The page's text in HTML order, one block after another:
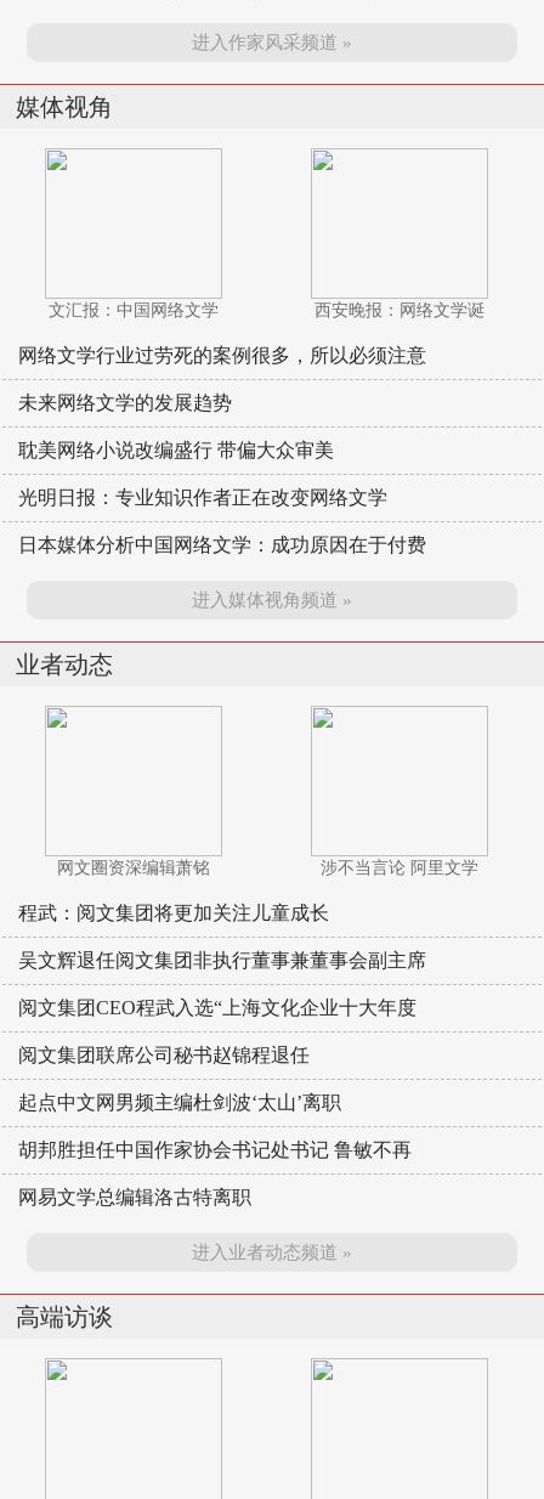
进入作家风采频道 »
媒体视角
文汇报：中国网络文学 西安晚报：网络文学诞
网络文学行业过劳死的案例很多，所以必须注意
未来网络文学的发展趋势
耽美网络小说改编盛行 带偏大众审美
光明日报：专业知识作者正在改变网络文学
日本媒体分析中国网络文学：成功原因在于付费
进入媒体视角频道 »
业者动态
网文圈资深编辑萧铭 涉不当言论 阿里文学
程武：阅文集团将更加关注儿童成长
吴文辉退任阅文集团非执行董事兼董事会副主席
阅文集团CEO程武入选“上海文化企业十大年度
阅文集团联席公司秘书赵锦程退任
起点中文网男频主编杜剑波‘太山’离职
胡邦胜担任中国作家协会书记处书记 鲁敏不再
网易文学总编辑洛古特离职
进入业者动态频道 »
高端访谈